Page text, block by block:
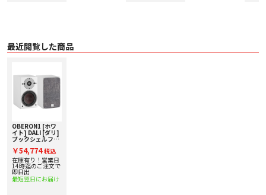
〇 感度（2.83V/1m） 86dB
〇 推奨アンプ出力 25~100W
〇 ミッドレンジ/ウーハー 130mm/SMCウッド・ファイバーコーンドライバー
〇 エンクロージャー・タイプ バスレフ型（リアポート）
〇 ターミナル シングル
〇 外径寸法（スパイク含まず）H*W*D 274mm x 162mm x 234mm
〇 本体重量[kg] 4.2kg
最近閲覧した商品
OBERON1 [ホワ
イト] DALI [ダリ]
ブックシェルフス
取り査定額20%ア
ップ実施中！
￥54,774税込
在庫有り！営業日
14時迄のご注文で
即日出
最短翌日にお届け